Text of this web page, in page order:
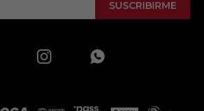
SUSCRIBIRME
 